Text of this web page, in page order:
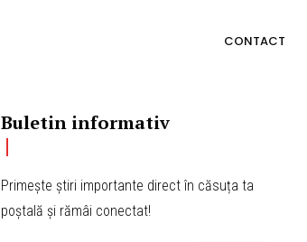
CONTACT
Buletin informativ
Primește știri importante direct în căsuța ta
poștală și rămâi conectat!